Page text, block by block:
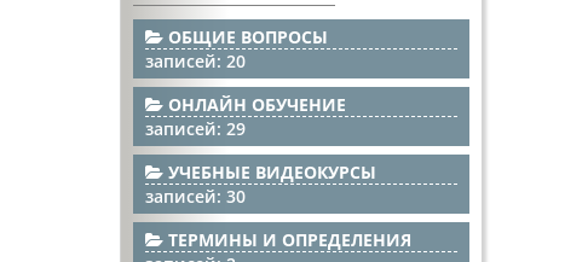
ОБЩИЕ ВОПРОСЫ
записей: 20
ОНЛАЙН ОБУЧЕНИЕ
записей: 29
УЧЕБНЫЕ ВИДЕОКУРСЫ
записей: 30
ТЕРМИНЫ И ОПРЕДЕЛЕНИЯ